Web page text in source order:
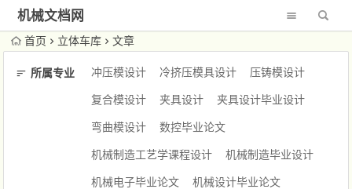
机械文档网
首页 立体车库 文章
所属专业 冲压模设计 冷挤压模具设计 压铸模设计
复合模设计 夹具设计 夹具设计毕业设计
弯曲模设计 数控毕业论文
机械制造工艺学课程设计 机械制造毕业设计
机械电子毕业论文 机械设计毕业论文